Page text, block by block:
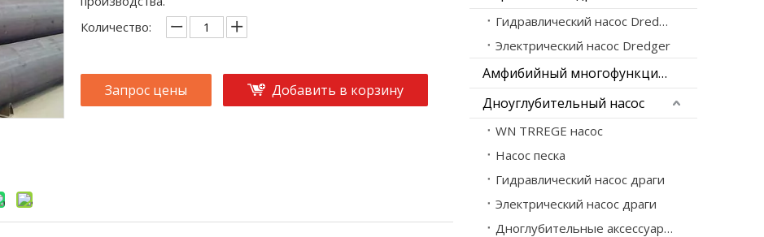
Количество:
Запрос цены Добавить в корзину
Гидравлический насос Dredger
Электрический насос Dredger
Амфибийный многофункциональный Dredger
Дноуглубительный насос
WN TRREGE насос
Насос песка
Гидравлический насос драги
Электрический насос драги
Дноглубительные аксессуары для насоса